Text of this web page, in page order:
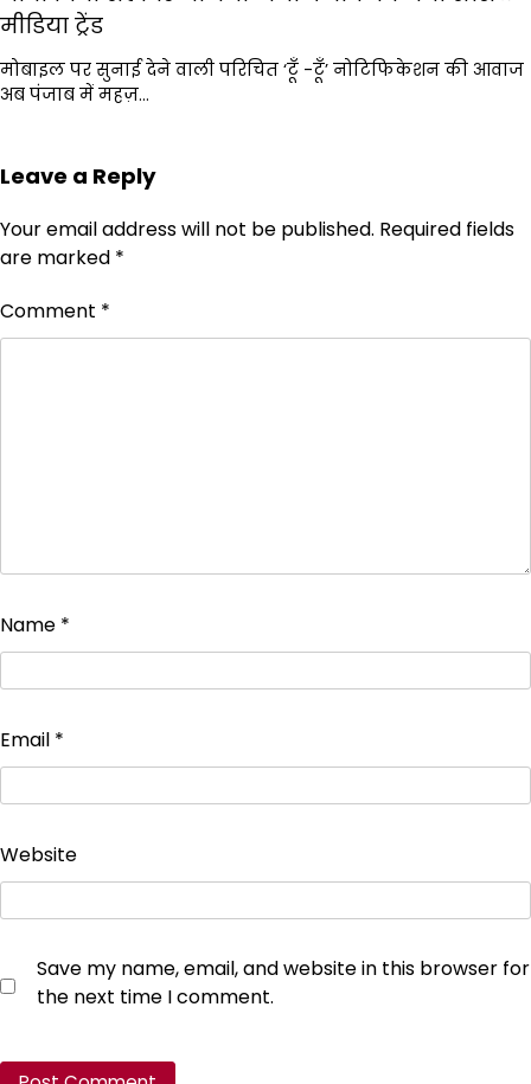
मीडिया ट्रेंड
मोबाइल पर सुनाई देने वाली परिचित ‘टूँ -टूँ’ नोटिफिकेशन की आवाज
अब पंजाब में महज़…
Leave a Reply
Your email address will not be published. Required fields
are marked *
Comment *
Name *
Email *
Website
Save my name, email, and website in this browser for
the next time I comment.